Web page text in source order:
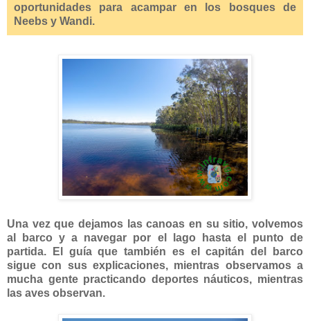
oportunidades para acampar en los bosques de
Neebs y Wandi.
Una vez que dejamos las canoas en su sitio, volvemos
al barco y a navegar por el lago hasta el punto de
partida. El guía que también es el capitán del barco
sigue con sus explicaciones, mientras observamos a
mucha gente practicando deportes náuticos, mientras
las aves observan.